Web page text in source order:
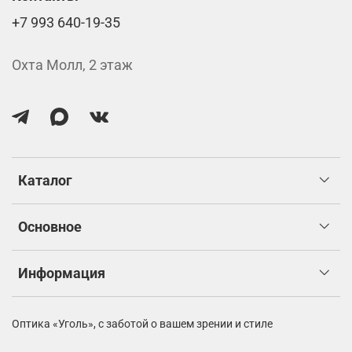
Каталог
Основное
Информация
+7 993 640-19-35
Охта Молл, 2 этаж
Оптика «Уголь», с заботой о вашем зрении и стиле